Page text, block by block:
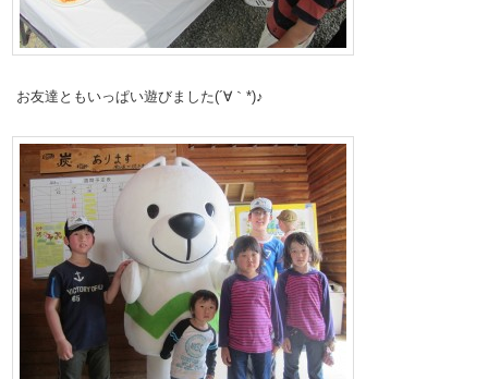
お友達ともいっぱい遊びました(´∀｀*)♪